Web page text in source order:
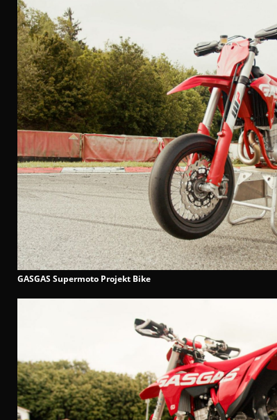
GASGAS Supermoto Projekt Bike